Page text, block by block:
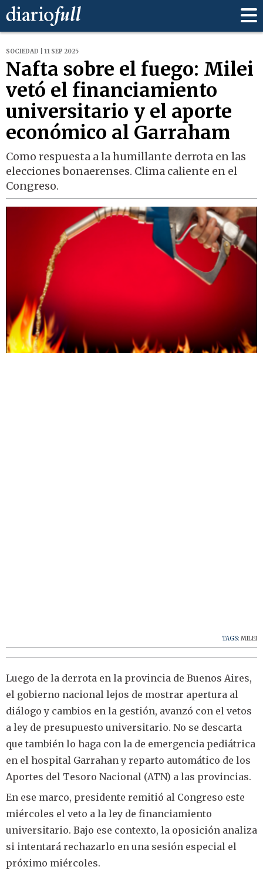
SOCIEDAD | 11 SEP 2025
Nafta sobre el fuego: Milei
vetó el financiamiento
universitario y el aporte
económico al Garraham
Como respuesta a la humillante derrota en las
elecciones bonaerenses. Clima caliente en el
Congreso.
TAGS: MILEI
Luego de la derrota en la provincia de Buenos Aires,
el gobierno nacional lejos de mostrar apertura al
diálogo y cambios en la gestión, avanzó con el vetos
a ley de presupuesto universitario. No se descarta
que también lo haga con la de emergencia pediátrica
en el hospital Garrahan y reparto automático de los
Aportes del Tesoro Nacional (ATN) a las provincias.
En ese marco, presidente remitió al Congreso este
miércoles el veto a la ley de financiamiento
universitario. Bajo ese contexto, la oposición analiza
si intentará rechazarlo en una sesión especial el
próximo miércoles.